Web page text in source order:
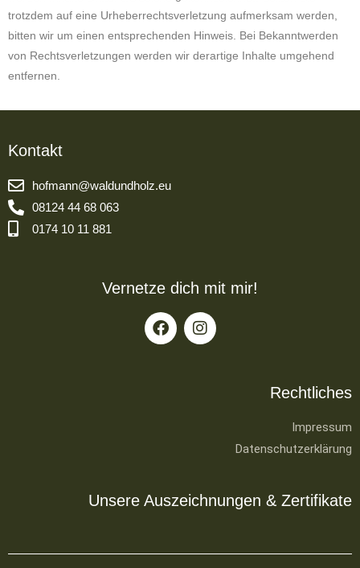
trotzdem auf eine Urheberrechtsverletzung aufmerksam werden,
bitten wir um einen entsprechenden Hinweis. Bei Bekanntwerden
von Rechtsverletzungen werden wir derartige Inhalte umgehend
entfernen.
Kontakt
hofmann@waldundholz.eu
08124 44 68 063
0174 10 11 881
Vernetze dich mit mir!
Rechtliches
Impressum
Datenschutzerklärung
Unsere Auszeichnungen & Zertifikate